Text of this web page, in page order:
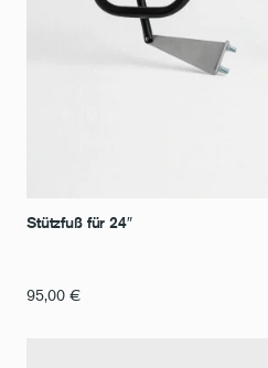
Stützfuß für 24″
95,00 €